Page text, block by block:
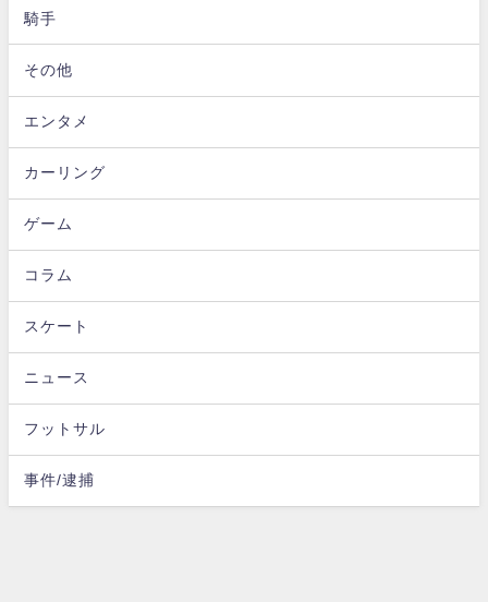
騎手
その他
エンタメ
カーリング
ゲーム
コラム
スケート
ニュース
フットサル
事件/逮捕